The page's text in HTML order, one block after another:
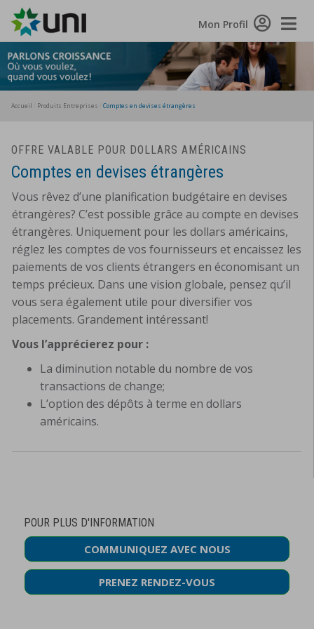
Toggle
Mon Profil
Accueil Produits Entreprises Comptes en devises étrangères
OFFRE VALABLE POUR DOLLARS AMÉRICAINS
Comptes en devises étrangères
Vous rêvez d’une planification budgétaire en devises
étrangères? C’est possible grâce au compte en devises
étrangères. Uniquement pour les dollars américains,
réglez les comptes de vos fournisseurs et encaissez les
paiements de vos clients étrangers en économisant un
temps précieux. Dans une vision globale, pensez qu’il
vous sera également utile pour diversifier vos
placements. Grandement intéressant!
Vous l’apprécierez pour :
La diminution notable du nombre de vos
transactions de change;
L’option des dépôts à terme en dollars
américains.
POUR PLUS D'INFORMATION
COMMUNIQUEZ AVEC NOUS
PRENEZ RENDEZ-VOUS